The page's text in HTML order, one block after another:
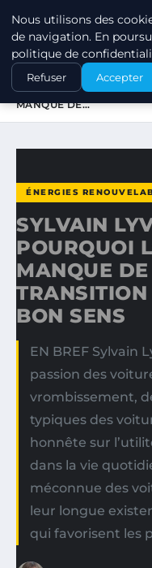
EXXON
ACCUEIL
ÉNERGIES
SYLVAIN LYVE
MANQUE DE…
ÉNERGIES
SYLVAIN
POURQUOI
MANQUE
TRANSITION
BON SENS
EN BREF Sylvain
passion des
vrombissement,
typiques des
honnête sur
dans la vie
méconnue des
leur longue
qui favorisent les
Nous utilisons des
de navigation. En
politique de
Refuser Accepter